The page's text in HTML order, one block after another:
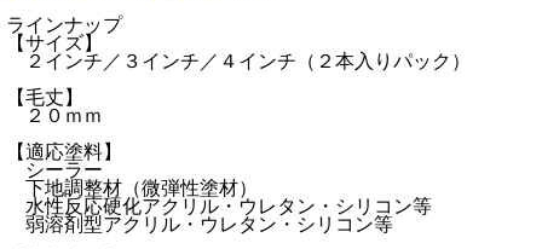
ラインナップ
【サイズ】
２インチ／３インチ／４インチ（２本入りパック）
【毛丈】
２０ｍｍ
【適応塗料】
シーラー
下地調整材（微弾性塗材）
水性反応硬化アクリル・ウレタン・シリコン等
弱溶剤型アクリル・ウレタン・シリコン等